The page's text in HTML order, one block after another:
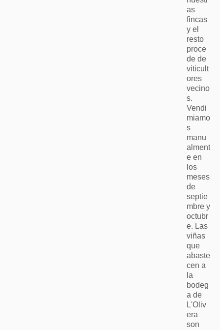
as
fincas
y el
resto
proce
de de
viticult
ores
vecino
s.
Vendi
miamo
s
manu
alment
e en
los
meses
de
septie
mbre y
octubr
e. Las
viñas
que
abaste
cen a
la
bodeg
a de
L'Oliv
era
son